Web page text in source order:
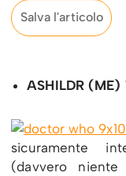
Salva l'articolo
ASHILDR (ME)
sicuramente
(davvero